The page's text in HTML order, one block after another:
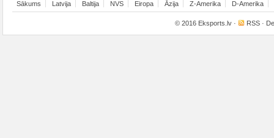
Sākums Latvija Baltija NVS Eiropa Āzija Z-Amerika D-Amerika
© 2016 Eksports.lv · RSS ·